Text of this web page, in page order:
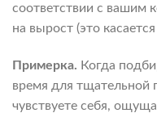
соответствии с вашим
на вырост (это
Примерка. Когда
время для тщательной
чувствуете себя,